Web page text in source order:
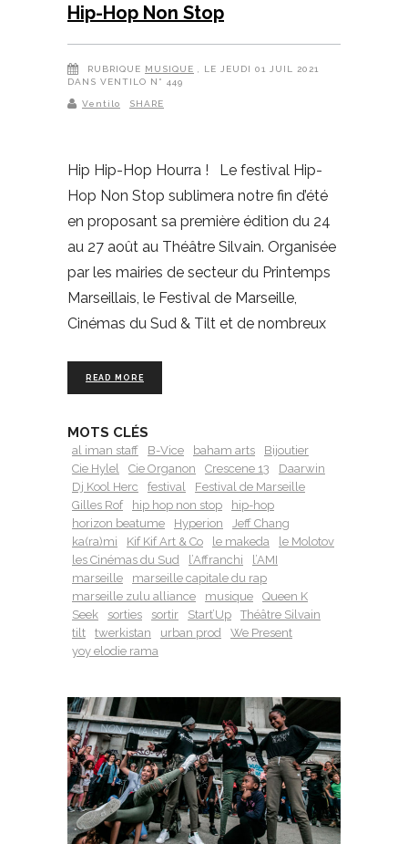
Hip-Hop Non Stop
RUBRIQUE MUSIQUE
, LE JEUDI 01 JUIL 2021
DANS VENTILO N° 449
Ventilo SHARE
Hip Hip-Hop Hourra ! Le festival Hip-
Hop Non Stop sublimera notre fin d’été
en proposant sa première édition du 24
au 27 août au Théâtre Silvain. Organisée
par les mairies de secteur du Printemps
Marseillais, le Festival de Marseille,
Cinémas du Sud & Tilt et de nombreux
READ MORE
MOTS CLÉS
al iman staff B-Vice baham arts
Bijoutier
Cie Hylel
Cie Organon Crescene 13
Daarwin
Dj Kool Herc
festival
Festival de Marseille
Gilles Rof
hip hop non stop
hip-hop
horizon beatume
Hyperion
Jeff Chang
ka(ra)mi
Kif Kif Art & Co le makeda
le Molotov
les Cinémas du Sud
l’Affranchi
l’AMI
marseille
marseille capitale du rap
marseille zulu alliance
musique
Queen K
Seek
sorties sortir Start’Up
Théâtre Silvain
tilt
twerkistan urban prod
We Present
yoy elodie rama